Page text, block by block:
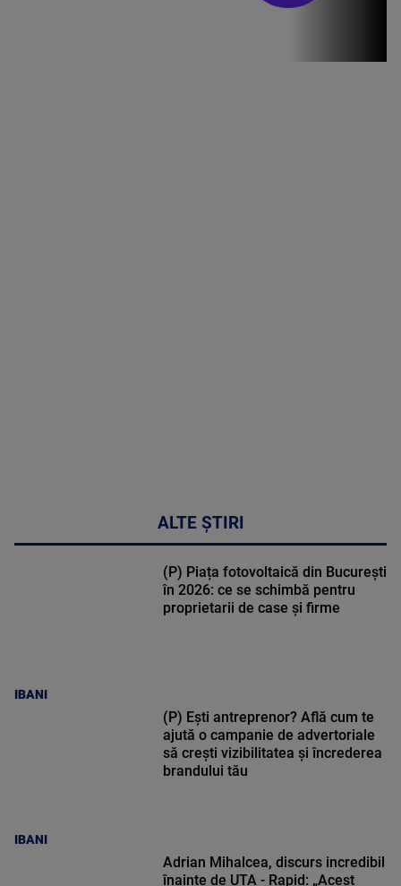
ALTE ȘTIRI
IBANI
(P) Piața fotovoltaică din București
în 2026: ce se schimbă pentru
proprietarii de case și firme
IBANI
(P) Ești antreprenor? Află cum te
ajută o campanie de advertoriale
să crești vizibilitatea și încrederea
brandului tău
Adrian Mihalcea, discurs incredibil
înainte de UTA - Rapid: „Acest